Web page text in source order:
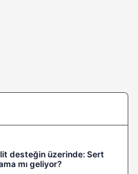
desteğin üzerinde: Sert
mı geliyor?